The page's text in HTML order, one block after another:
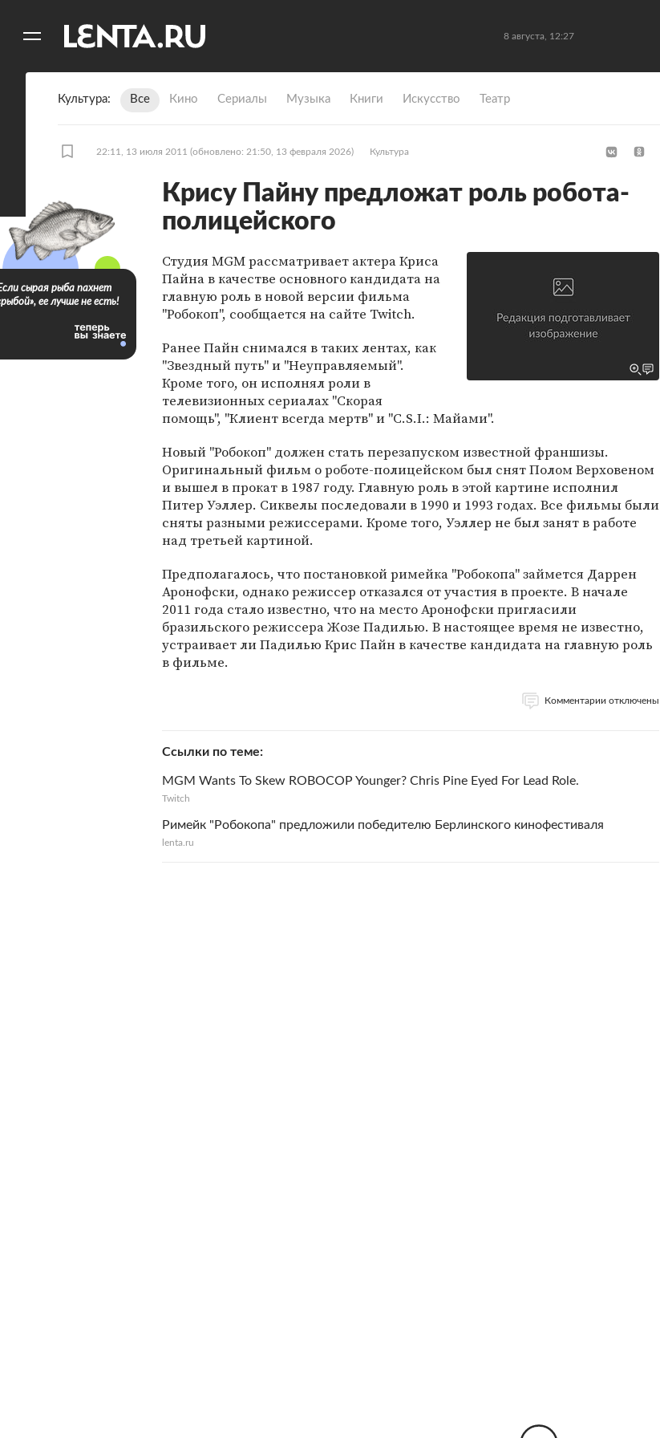
8 августа, 12:27
Культура Все Кино Сериалы Музыка Книги Искусство Театр
22:11, 13 июля 2011 (обновлено: 21:50, 13 февраля 2026) Культура
Крису Пайну предложат роль робота-
полицейского
Студия MGM рассматривает актера Криса
Пайна в качестве основного кандидата на
главную роль в новой версии фильма
"Робокоп", сообщается на сайте Twitch.
Ранее Пайн снимался в таких лентах, как
"Звездный путь" и "Неуправляемый".
Кроме того, он исполнял роли в
телевизионных сериалах "Скорая
помощь", "Клиент всегда мертв" и "C.S.I.: Майами".
Новый "Робокоп" должен стать перезапуском известной франшизы.
Оригинальный фильм о роботе-полицейском был снят Полом Верховеном
и вышел в прокат в 1987 году. Главную роль в этой картине исполнил
Питер Уэллер. Сиквелы последовали в 1990 и 1993 годах. Все фильмы были
сняты разными режиссерами. Кроме того, Уэллер не был занят в работе
над третьей картиной.
Предполагалось, что постановкой римейка "Робокопа" займется Даррен
Аронофски, однако режиссер отказался от участия в проекте. В начале
2011 года стало известно, что на место Аронофски пригласили
бразильского режиссера Жозе Падилью. В настоящее время не известно,
устраивает ли Падилью Крис Пайн в качестве кандидата на главную роль
в фильме.
Комментарии отключены
Ссылки по теме
MGM Wants To Skew ROBOCOP Younger? Chris Pine Eyed For Lead Role.
Twitch
Римейк "Робокопа" предложили победителю Берлинского кинофестиваля
lenta.ru
сырая рыба пахнет
ее лучше не есть!